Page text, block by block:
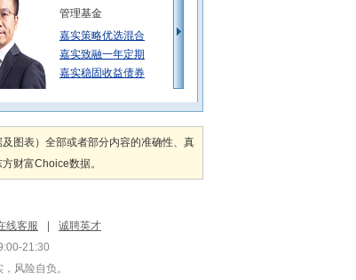
管理基金
嘉实策略优选混合
嘉实致融一年定期
嘉实稳固收益债券
轩璇
管理基金
嘉实丰益策略定期
嘉实致融一年定期
图表）全部或者部分内容的准确性、真
财富Choice数据。
线客服
诚聘英才
21:30
风险自负。